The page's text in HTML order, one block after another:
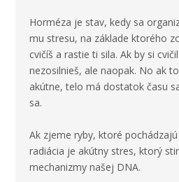
Horméza je stav, kedy sa
mu stresu, na základe ktorého
cvičíš a rastie ti sila. Ak by si
nezosilnieš, ale naopak. No ak
akútne, telo má dostatok času
sa.
Ak zjeme ryby, ktoré
radiácia je akútny stres, ktorý
mechanizmy našej DNA.